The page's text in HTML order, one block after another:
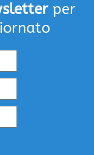
per